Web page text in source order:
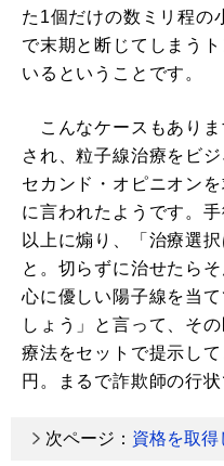
た1個だけの数ミリ程の
で末期と断じてしまう
いるということです。
こんなケースもありま
され、粒子線治療をビ
セカンド・オピニオン
に言われたようです。
以上に煽り、「治療選
と。切らずに治せたら
心に優しい陽子線を当て
しょう」と言って、そ
療法をセットで提示し
円。まるで詐欺師の行状
次ページ： 資格を取得